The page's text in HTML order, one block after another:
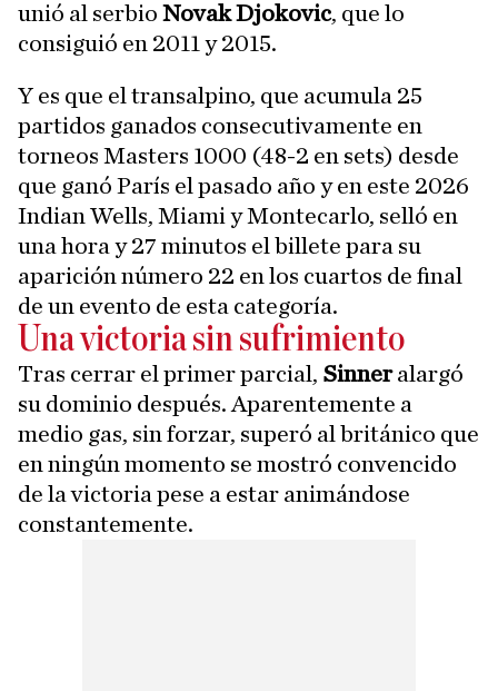
unió al serbio Novak Djokovic, que lo
consiguió en 2011 y 2015.
Y es que el transalpino, que acumula 25
partidos ganados consecutivamente en
torneos Masters 1000 (48-2 en sets) desde
que ganó París el pasado año y en este 2026
Indian Wells, Miami y Montecarlo, selló en
una hora y 27 minutos el billete para su
aparición número 22 en los cuartos de final
de un evento de esta categoría.
Una victoria sin sufrimiento
Tras cerrar el primer parcial, Sinneralargó
su dominio después. Aparentemente a
medio gas, sin forzar, superó al británico que
en ningún momento se mostró convencido
de la victoria pese a estar animándose
constantemente.